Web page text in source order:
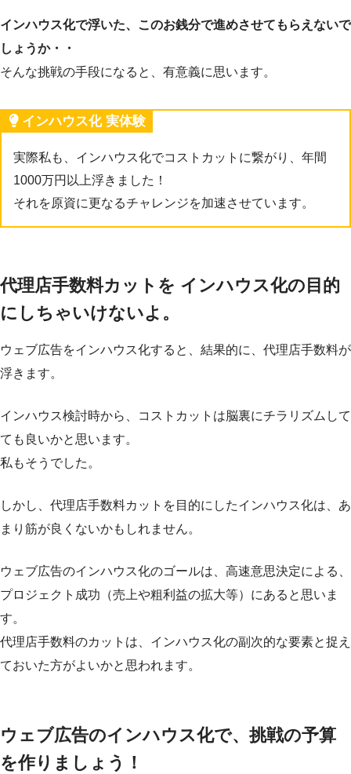
インハウス化で浮いた、このお銭分で進めさせてもらえないで
しょうか・・
そんな挑戦の手段になると、有意義に思います。
インハウス化 実体験
実際私も、インハウス化でコストカットに繋がり、年間
1000万円以上浮きました！
それを原資に更なるチャレンジを加速させています。
代理店手数料カットを インハウス化の目的
にしちゃいけないよ。
ウェブ広告をインハウス化すると、結果的に、代理店手数料が
浮きます。
インハウス検討時から、コストカットは脳裏にチラリズムして
ても良いかと思います。
私もそうでした。
しかし、代理店手数料カットを目的にしたインハウス化は、あ
まり筋が良くないかもしれません。
ウェブ広告のインハウス化のゴールは、高速意思決定による、
プロジェクト成功（売上や粗利益の拡大等）にあると思いま
す。
代理店手数料のカットは、インハウス化の副次的な要素と捉え
ておいた方がよいかと思われます。
ウェブ広告のインハウス化で、挑戦の予算
を作りましょう！